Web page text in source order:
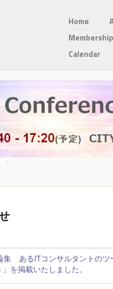
Home
Membership
Calendar
集 あるITコンサルタント
を掲載いたしました。